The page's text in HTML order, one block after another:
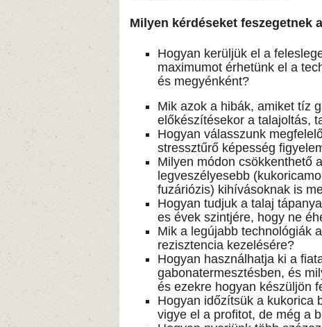
Milyen kérdéseket feszegetnek
Hogyan kerüljük el a
maximumot érhetünk el a
és megyénként?
Mik azok a hibák, amiket tíz
előkészítésekor a talajoltás,
Hogyan válasszunk
stressztűrő képesség
Milyen módon csökkenthető
legveszélyesebb
fuzáriózis) kihívásoknak is
Hogyan tudjuk a talaj
es évek szintjére, hogy ne
Mik a legújabb technológiák
rezisztencia kezelésére?
Hogyan használhatja ki a
gabonatermesztésben, és
és ezekre hogyan készüljön
Hogyan időzítsük a kukorica
vigye el a profitot, de még a